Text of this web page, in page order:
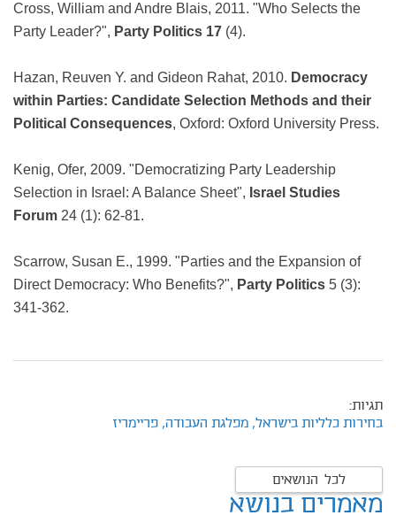
Cross, William and Andre Blais, 2011. "Who Selects the
Party Leader?", Party Politics 17 (4).
Hazan, Reuven Y. and Gideon Rahat, 2010. Democracy
within Parties: Candidate Selection Methods and their
Political Consequences, Oxford: Oxford University Press.
Kenig, Ofer, 2009. "Democratizing Party Leadership
Selection in Israel: A Balance Sheet", Israel Studies
Forum 24 (1): 62-81.
Scarrow, Susan E., 1999. "Parties and the Expansion of
Direct Democracy: Who Benefits?", Party Politics 5 (3):
341-362.
תגיות:
בחירות כלליות בישראל, מפלגת העבודה, פריימריז
לכל הנושאים
מאמרים בנושא